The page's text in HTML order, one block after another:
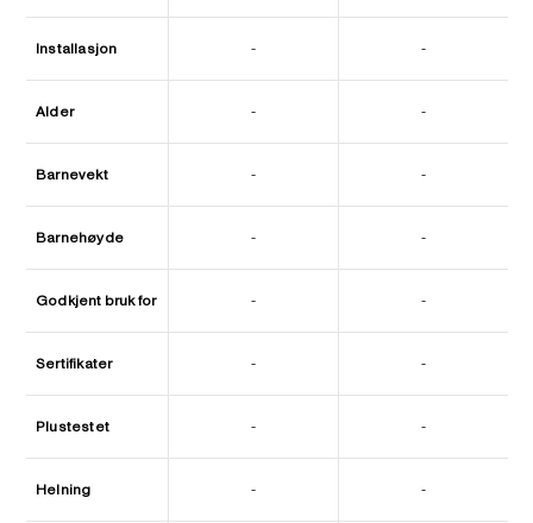
Installasjon - -
Alder - -
Barnevekt - -
Barnehøyde - -
Godkjent bruk for - -
Sertifikater - -
Plustestet - -
Helning - -